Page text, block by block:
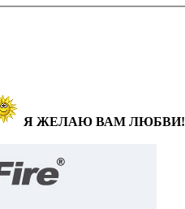
Я ЖЕЛАЮ ВАМ ЛЮБВИ!